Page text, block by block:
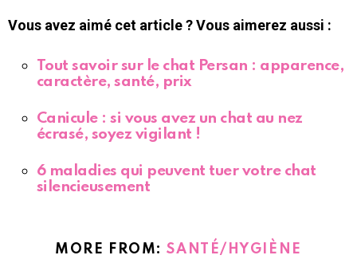
Vous avez aimé cet article ? Vous aimerez aussi :
Tout savoir sur le chat Persan : apparence,
caractère, santé, prix
Canicule : si vous avez un chat au nez
écrasé, soyez vigilant !
6 maladies qui peuvent tuer votre chat
silencieusement
MORE FROM:SANTÉ/HYGIÈNE